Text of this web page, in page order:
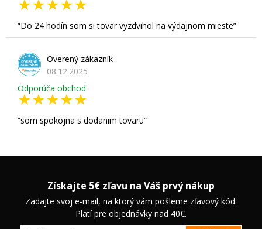
Do 24 hodín som si tovar vyzdvihol na výdajnom mieste
Overený zákazník
08.12.2025
Odporúča obchod
som spokojna s dodanim tovaru
Získajte 5€ zľavu na Váš prvý nákup
Zadajte svoj e-mail, na ktorý vám pošleme zľavový kód.
Platí pre objednávky nad 40€.